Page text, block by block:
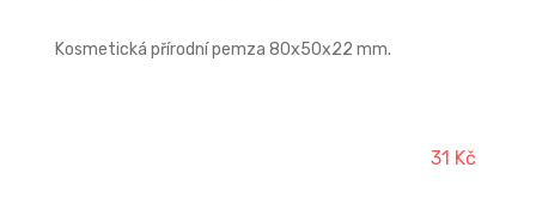
Kosmetická přírodní pemza 80x50x22 mm.
31 Kč